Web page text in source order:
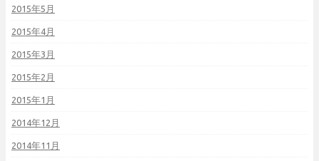
2015年5月
2015年4月
2015年3月
2015年2月
2015年1月
2014年12月
2014年11月